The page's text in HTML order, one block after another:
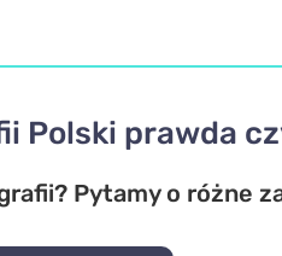
Polski prawda
Pytamy o różne